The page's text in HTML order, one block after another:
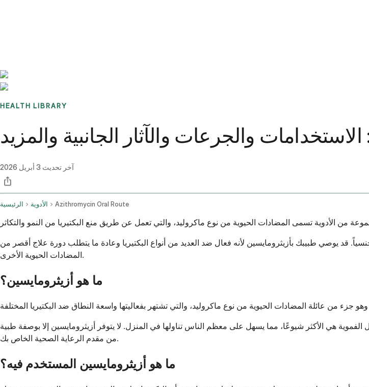
HEALTH LIBRARY
والجرعات والآثار الجانبية والمزيد
آخر تحديث 3 أبريل 2026
الرئيسية الأدوية Azithromycin Oral Route
قد يوصي طبيبك بأزيثرومايسين لأنه فعال ضد العديد من أنواع البكتيريا وعادة ما يتطلب دورة علاج أقصر من
المضادات الحيوية الأخرى.
ما هو أزيثرومايسين؟
هي الأكثر شيوعًا، مما يسهل على معظم الناس تناولها في المنزل. لا يتوفر أزيثرومايسين إلا بوصفة طبية
من مقدم الرعاية الصحية الخاص بك.
ما هو أزيثرومايسين المستخدم فيه؟